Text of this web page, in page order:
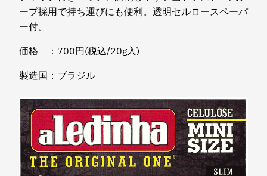
ープ採用で持ち運びにも便利。透明セルロースペーパ
ー付。
価格 ：700円(税込/20g入)
製造国：ブラジル